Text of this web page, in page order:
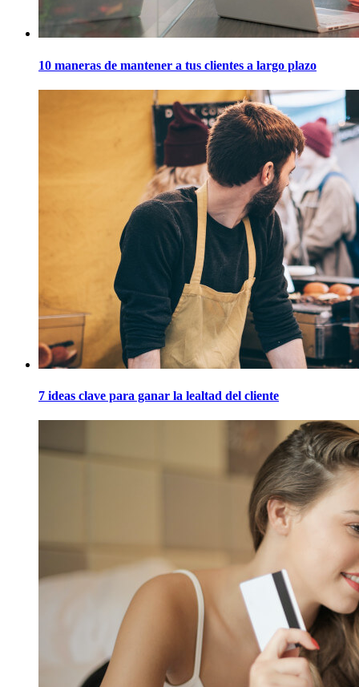
10 maneras de mantener a tus clientes a largo plazo
7 ideas clave para ganar la lealtad del cliente